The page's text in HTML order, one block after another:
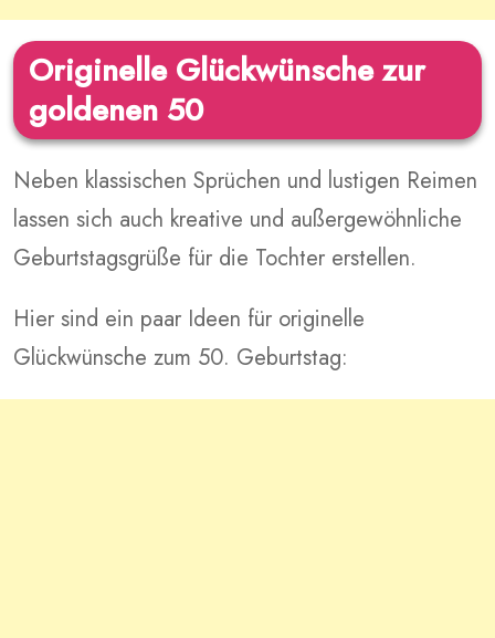
Originelle Glückwünsche zur
goldenen 50
Neben klassischen Sprüchen und lustigen Reimen
lassen sich auch kreative und außergewöhnliche
Geburtstagsgrüße für die Tochter erstellen.
Hier sind ein paar Ideen für originelle
Glückwünsche zum 50. Geburtstag: